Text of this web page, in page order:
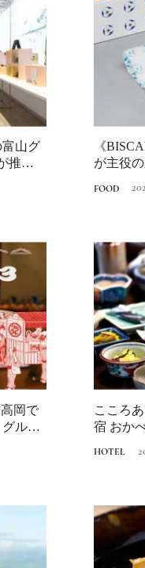
富山グ
推す美
《
が主役
FOOD
高岡で
ルメ
こころ
宿 おか
HOTEL
日本
い？
化”に
るま
「ワ
挑戦
旅先
裕層
レン